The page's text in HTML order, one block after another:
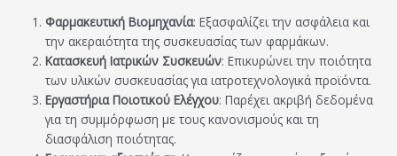
Φαρμακευτική Βιομηχανία: Εξασφαλίζει την ασφάλεια και
την ακεραιότητα της συσκευασίας των φαρμάκων.
Κατασκευή Ιατρικών Συσκευών: Επικυρώνει την ποιότητα
των υλικών συσκευασίας για ιατροτεχνολογικά προϊόντα.
Εργαστήρια Ποιοτικού Ελέγχου: Παρέχει ακριβή δεδομένα
για τη συμμόρφωση με τους κανονισμούς και τη
διασφάλιση ποιότητας.